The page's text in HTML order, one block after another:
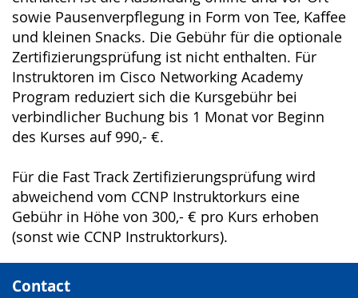
sowie Pausenverpflegung in Form von Tee, Kaffee
und kleinen Snacks. Die Gebühr für die optionale
Zertifizierungsprüfung ist nicht enthalten. Für
Instruktoren im Cisco Networking Academy
Program reduziert sich die Kursgebühr bei
verbindlicher Buchung bis 1 Monat vor Beginn
des Kurses auf 990,- €.
Für die Fast Track Zertifizierungsprüfung wird
abweichend vom CCNP Instruktorkurs eine
Gebühr in Höhe von 300,- € pro Kurs erhoben
(sonst wie CCNP Instruktorkurs).
Contact